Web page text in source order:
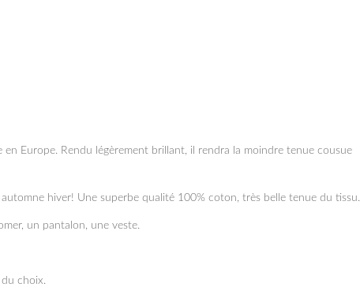
Europe. Rendu légèrement brillant, il rendra la moindre tenue cousue
hiver! Une superbe qualité 100% coton, très belle tenue du tissu.
un pantalon, une veste.
choix.